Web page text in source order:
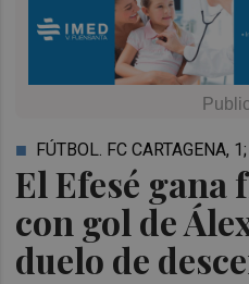
El Efesé gana
con gol de
duelo de
FÚTBOL. FC CARTAGENA,